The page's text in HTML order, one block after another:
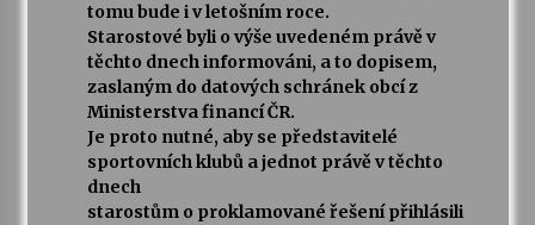
tomu bude i v letošním roce.
Starostové byli o výše uvedeném právě v
těchto dnech informováni, a to dopisem,
zaslaným do datových schránek obcí z
Ministerstva financí ČR.
Je proto nutné, aby se představitelé
sportovních klubů a jednot právě v těchto
dnech
starostům o proklamované řešení přihlásili